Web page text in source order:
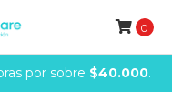
por sobre $40.000.
0